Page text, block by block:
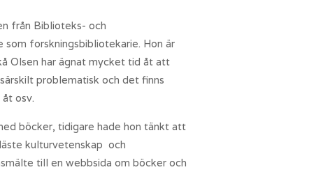
från Biblioteks- och
forskningsbibliotekarie. Hon är
Olsen har ägnat mycket tid åt att
problematisk och det finns
osv.
böcker, tidigare hade hon tänkt att
kulturvetenskap och
till en webbsida om böcker och